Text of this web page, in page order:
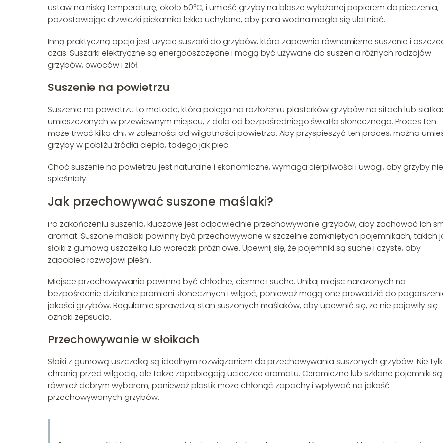
ustaw na niską temperaturę, około 50°C, i umieść grzyby na blasze wyłożonej papierem do pieczenia,
pozostawiając drzwiczki piekarnika lekko uchylone, aby para wodna mogła się ulatniać.
Inną praktyczną opcją jest użycie suszarki do grzybów, która zapewnia równomierne suszenie i
czas. Suszarki elektryczne są energooszczędne i mogą być używane do suszenia różnych rodzajów
grzybów, owoców i ziół.
Suszenie na powietrzu
Suszenie na powietrzu to metoda, która polega na rozłożeniu plasterków grzybów na sitach lub
umieszczonych w przewiewnym miejscu, z dala od bezpośredniego światła słonecznego. Proces ten
może trwać kilka dni, w zależności od wilgotności powietrza. Aby przyspieszyć ten proces, można
grzyby w pobliżu źródła ciepła, takiego jak piec.
Choć suszenie na powietrzu jest naturalne i ekonomiczne, wymaga cierpliwości i uwagi, aby grzyby nie
spleśniały.
Jak przechowywać suszone maślaki?
Po zakończeniu suszenia, kluczowe jest odpowiednie przechowywanie grzybów, aby zachować ich
aromat. Suszone maślaki powinny być przechowywane w szczelnie zamkniętych pojemnikach, takich
słoiki z gumową uszczelką lub woreczki próżniowe. Upewnij się, że pojemniki są suche i czyste, aby
zapobiec rozwojowi pleśni.
Miejsce przechowywania powinno być chłodne, ciemne i suche. Unikaj miejsc narażonych na
bezpośrednie działanie promieni słonecznych i wilgoć, ponieważ mogą one prowadzić do
jakości grzybów. Regularnie sprawdzaj stan suszonych maślaków, aby upewnić się, że nie pojawiły się
oznaki zepsucia.
Przechowywanie w słoikach
Słoiki z gumową uszczelką są idealnym rozwiązaniem do przechowywania suszonych grzybów. Nie
chronią przed wilgocią, ale także zapobiegają ucieczce aromatu. Ceramiczne lub szklane pojemniki są
również dobrym wyborem, ponieważ plastik może chłonąć zapachy i wpływać na jakość
przechowywanych grzybów.